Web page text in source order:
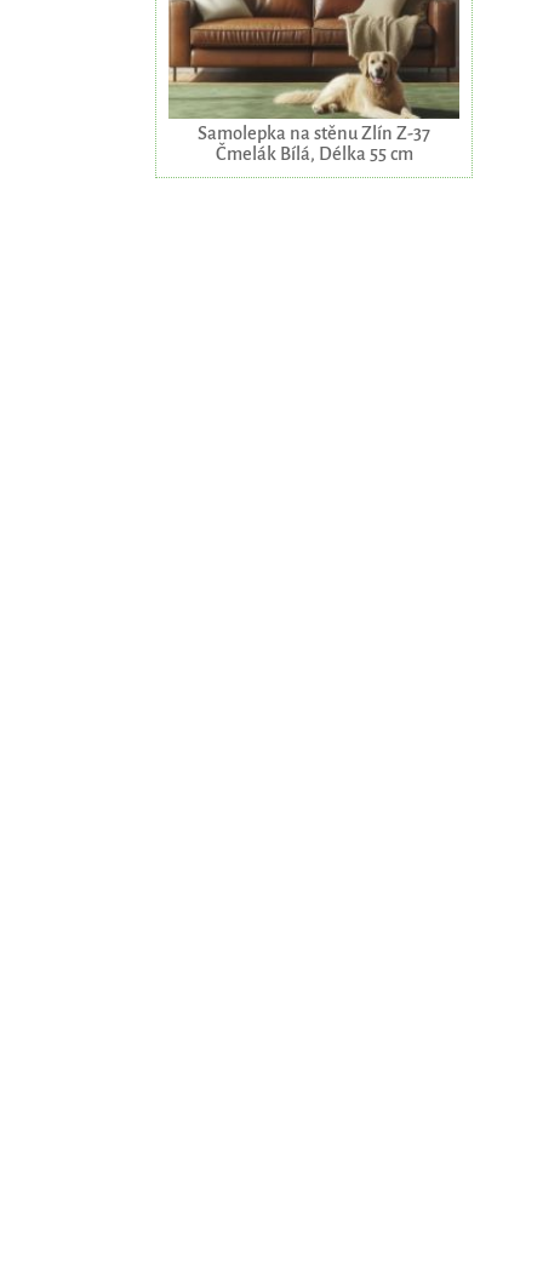
Samolepka na stěnu Zlín Z-37
Čmelák Bílá, Délka 55 cm